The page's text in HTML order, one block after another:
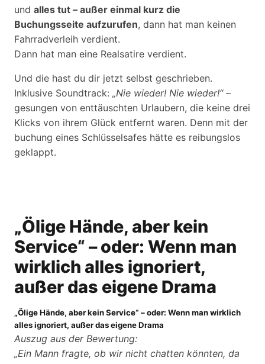
und alles tut – außer einmal kurz die
Buchungsseite aufzurufen, dann hat man keinen
Fahrradverleih verdient.
Dann hat man eine Realsatire verdient.
Und die hast du dir jetzt selbst geschrieben.
Inklusive Soundtrack: „Nie wieder! Nie wieder!“–
gesungen von enttäuschten Urlaubern, die keine drei
Klicks von ihrem Glück entfernt waren. Denn mit der
buchung eines Schlüsselsafes hätte es reibungslos
geklappt.
„Ölige Hände, aber kein
Service“ – oder: Wenn man
wirklich alles ignoriert,
außer das eigene Drama
„Ölige Hände, aber kein Service“ – oder: Wenn man wirklich
alles ignoriert, außer das eigene Drama
Auszug aus der Bewertung:
„Ein Mann fragte, ob wir nicht chatten könnten, da